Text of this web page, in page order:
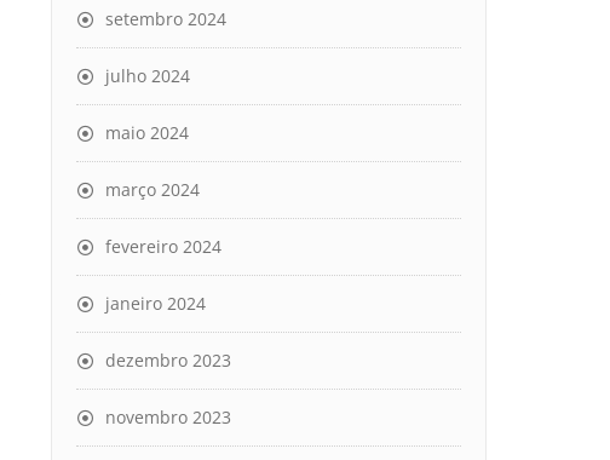
setembro 2024
julho 2024
maio 2024
março 2024
fevereiro 2024
janeiro 2024
dezembro 2023
novembro 2023